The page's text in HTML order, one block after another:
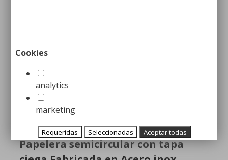
Papelera Semicircular con
Tapa Ciega
Papelera semicircular con tapa
Cookies
analytics
marketing
Requeridas Seleccionadas Aceptar todas